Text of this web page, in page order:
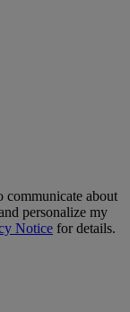
communicate about
personalize my
Notice for details.